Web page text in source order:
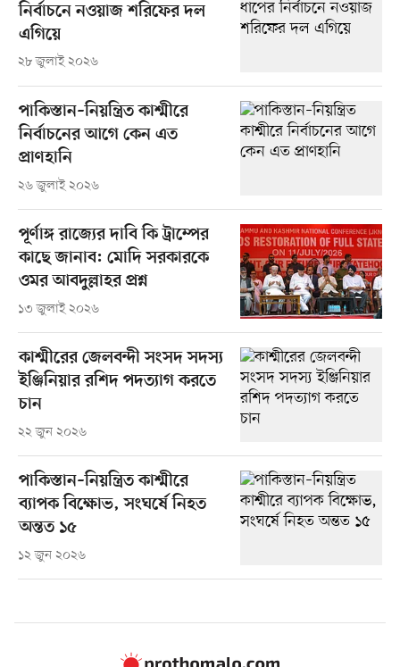
নির্বাচনে নওয়াজ শরিফের দল
এগিয়ে
২৮ জুলাই ২০২৬
পাকিস্তান–নিয়ন্ত্রিত কাশ্মীরে
নির্বাচনের আগে কেন এত
প্রাণহানি
২৬ জুলাই ২০২৬
পূর্ণাঙ্গ রাজ্যের দাবি কি ট্রাম্পের
কাছে জানাব: মোদি সরকারকে
ওমর আবদুল্লাহর প্রশ্ন
১৩ জুলাই ২০২৬
কাশ্মীরের জেলবন্দী সংসদ সদস্য
ইঞ্জিনিয়ার রশিদ পদত্যাগ করতে
চান
২২ জুন ২০২৬
পাকিস্তান–নিয়ন্ত্রিত কাশ্মীরে
ব্যাপক বিক্ষোভ, সংঘর্ষে নিহত
অন্তত ১৫
১২ জুন ২০২৬